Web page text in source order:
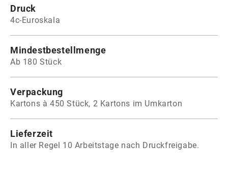
Druck
4c-Euroskala
Mindestbestellmenge
Ab 180 Stück
Verpackung
Kartons à 450 Stück, 2 Kartons im Umkarton
Lieferzeit
In aller Regel 10 Arbeitstage nach Druckfreigabe.